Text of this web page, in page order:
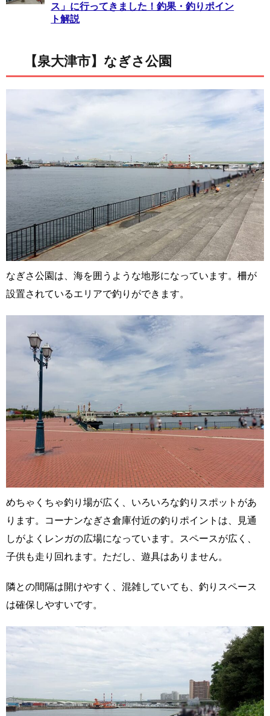
ス」に行ってきました！釣果・釣りポイン
ト解説
【泉大津市】なぎさ公園
なぎさ公園は、海を囲うような地形になっています。柵が
設置されているエリアで釣りができます。
めちゃくちゃ釣り場が広く、いろいろな釣りスポットがあ
ります。コーナンなぎさ倉庫付近の釣りポイントは、見通
しがよくレンガの広場になっています。スペースが広く、
子供も走り回れます。ただし、遊具はありません。
隣との間隔は開けやすく、混雑していても、釣りスペース
は確保しやすいです。